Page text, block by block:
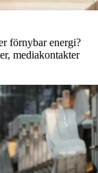
förnybar energi?
mediakontakter